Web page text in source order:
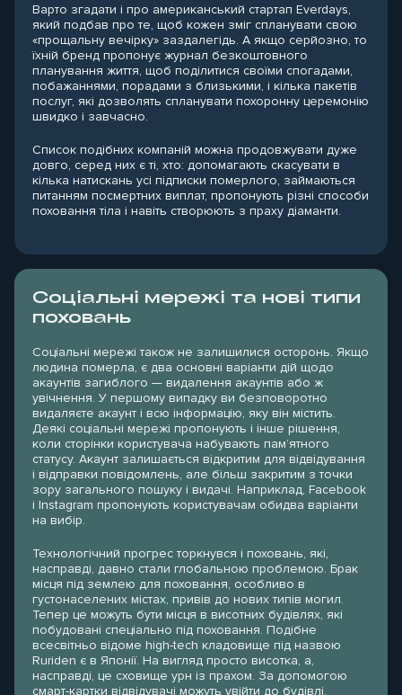
Варто згадати і про американський стартап Everdays,
який подбав про те, щоб кожен зміг спланувати свою
«прощальну вечірку» заздалегідь. А якщо серйозно, то
їхній бренд пропонує журнал безкоштовного
планування життя, щоб поділитися своїми спогадами,
побажаннями, порадами з близькими, і кілька пакетів
послуг, які дозволять спланувати похоронну церемонію
швидко і завчасно.
Список подібних компаній можна продовжувати дуже
довго, серед них є ті, хто: допомагають скасувати в
кілька натискань усі підписки померлого, займаються
питанням посмертних виплат, пропонують різні способи
поховання тіла і навіть створюють з праху діаманти.
Соціальні мережі та нові типи
поховань
Соціальні мережі також не залишилися осторонь. Якщо
людина померла, є два основні варіанти дій щодо
акаунтів загиблого — видалення акаунтів або ж
увічнення. У першому випадку ви безповоротно
видаляєте акаунт і всю інформацію, яку він містить.
Деякі соціальні мережі пропонують і інше рішення,
коли сторінки користувача набувають пам’ятного
статусу. Акаунт залишається відкритим для відвідування
і відправки повідомлень, але більш закритим з точки
зору загального пошуку і видачі. Наприклад, Facebook
і Instagram пропонують користувачам обидва варіанти
на вибір.
Технологічний прогрес торкнувся і поховань, які,
насправді, давно стали глобальною проблемою. Брак
місця під землею для поховання, особливо в
густонаселених містах, привів до нових типів могил.
Тепер це можуть бути місця в висотних будівлях, які
побудовані спеціально під поховання. Подібне
всесвітньо відоме high-tech кладовище під назвою
Ruriden є в Японії. На вигляд просто висотка, а,
насправді, це сховище урн із прахом. За допомогою
смарт-картки відвідувачі можуть увійти до будівлі,